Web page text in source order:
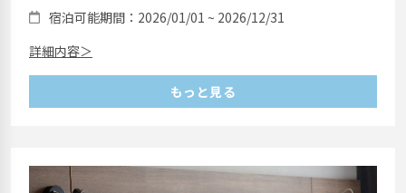
宿泊可能期間：2026/01/01 ~ 2026/12/31
詳細内容＞
もっと見る